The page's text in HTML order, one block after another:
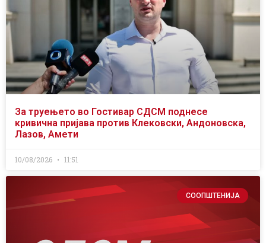
За труењето во Гостивар СДСМ поднесе
кривична пријава против Клековски, Андоновска,
Лазов, Амети
10/08/2026 11:51
СООПШТЕНИЈА